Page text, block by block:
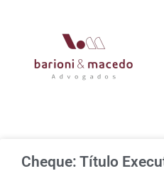
Cheque: Título